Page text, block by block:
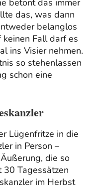
betont das immer
das, was dann
belanglos
keinen Fall darf es
ins Visier nehmen.
so stehenlassen
schon eine
Lügenfritze in die
in Person –
die so
30 Tagessätzen
im Herbst